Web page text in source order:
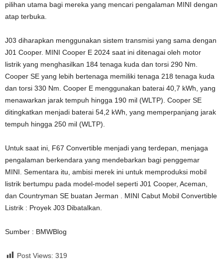
pilihan utama bagi mereka yang mencari pengalaman MINI dengan
atap terbuka.
J03 diharapkan menggunakan sistem transmisi yang sama dengan
J01 Cooper. MINI Cooper E 2024 saat ini ditenagai oleh motor
listrik yang menghasilkan 184 tenaga kuda dan torsi 290 Nm.
Cooper SE yang lebih bertenaga memiliki tenaga 218 tenaga kuda
dan torsi 330 Nm. Cooper E menggunakan baterai 40,7 kWh, yang
menawarkan jarak tempuh hingga 190 mil (WLTP). Cooper SE
ditingkatkan menjadi baterai 54,2 kWh, yang memperpanjang jarak
tempuh hingga 250 mil (WLTP).
Untuk saat ini, F67 Convertible menjadi yang terdepan, menjaga
pengalaman berkendara yang mendebarkan bagi penggemar
MINI. Sementara itu, ambisi merek ini untuk memproduksi mobil
listrik bertumpu pada model-model seperti J01 Cooper, Aceman,
dan Countryman SE buatan Jerman . MINI Cabut Mobil Convertible
Listrik : Proyek J03 Dibatalkan.
Sumber : BMWBlog
Post Views: 319